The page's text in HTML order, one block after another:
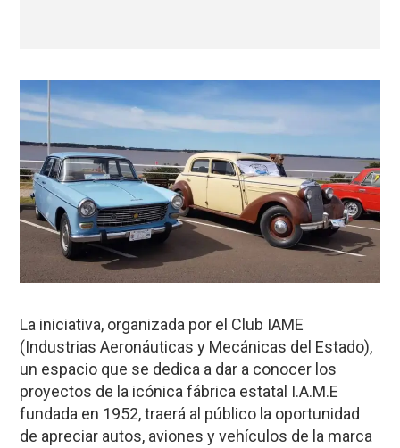
La iniciativa, organizada por el Club IAME
(Industrias Aeronáuticas y Mecánicas del Estado),
un espacio que se dedica a dar a conocer los
proyectos de la icónica fábrica estatal I.A.M.E
fundada en 1952, traerá al público la oportunidad
de apreciar autos, aviones y vehículos de la marca